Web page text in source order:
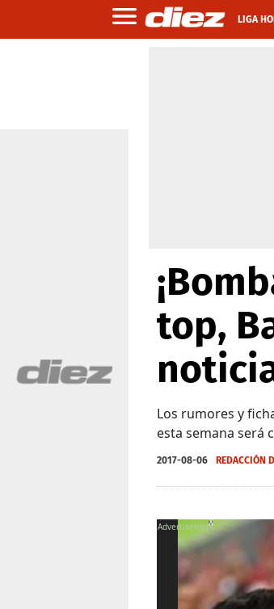
LIGA
top,
Los rumores y
esta semana será
2017-08-06 REDACCIÓN
X